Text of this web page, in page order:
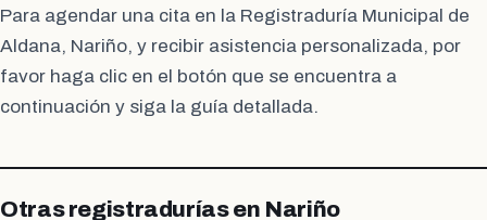
Para agendar una cita en la Registraduría Municipal de
Aldana, Nariño, y recibir asistencia personalizada, por
favor haga clic en el botón que se encuentra a
continuación y siga la guía detallada.
Otras registradurías en Nariño